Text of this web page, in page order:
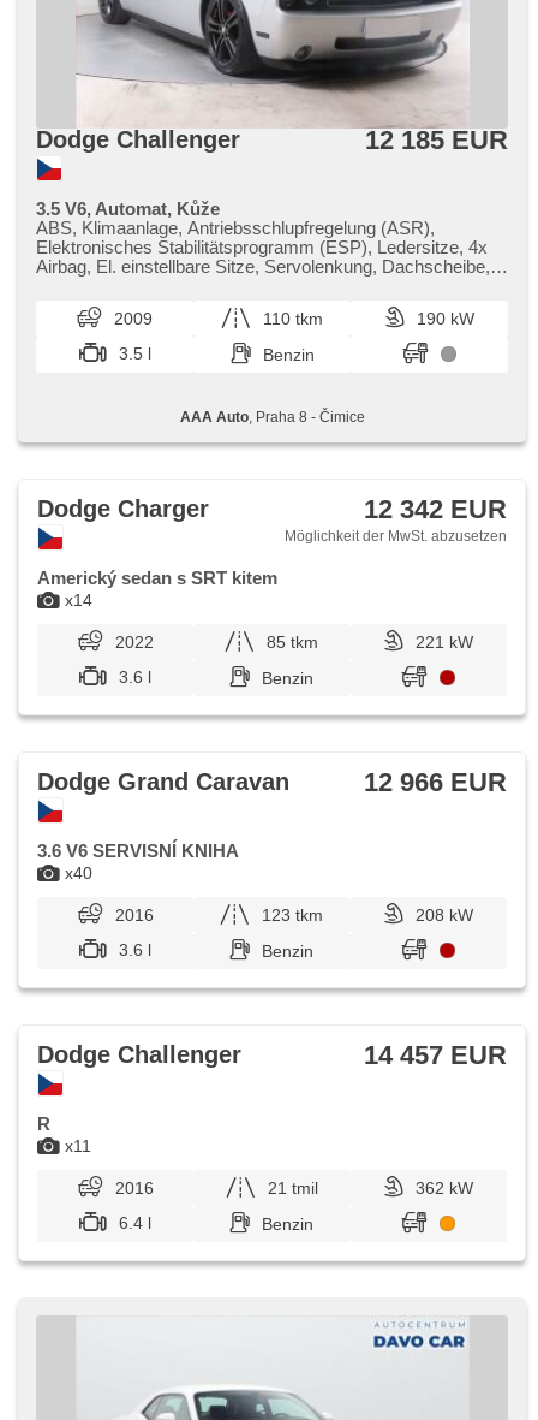
Dodge Challenger 12 185 EUR
3.5 V6, Automat, Kůže
ABS, Klimaanlage, Antriebsschlupfregelung (ASR),
Elektronisches Stabilitätsprogramm (ESP), Ledersitze, 4x
Airbag, El. einstellbare Sitze, Servolenkung, Dachscheibe,
2009 110 tkm
190 kW
3.5 l
Benzin
AAA Auto, Praha 8 - Čimice
x14
Dodge Charger 12 342 EUR
Möglichkeit der MwSt. abzusetzen
Americký sedan s SRT kitem
2022 85 tkm
221 kW
3.6 l
Benzin
x40
Dodge Grand Caravan 12 966 EUR
3.6 V6 SERVISNÍ KNIHA
2016 123 tkm
208 kW
3.6 l
Benzin
x11
Dodge Challenger 14 457 EUR
R
2016 21 tmil
362 kW
6.4 l
Benzin